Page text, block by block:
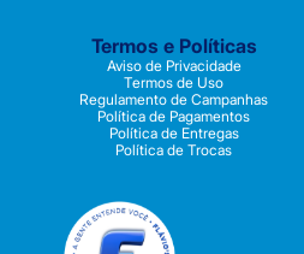
Termos e Políticas
Aviso de Privacidade
Termos de Uso
Regulamento de Campanhas
Política de Pagamentos
Política de Entregas
Política de Trocas